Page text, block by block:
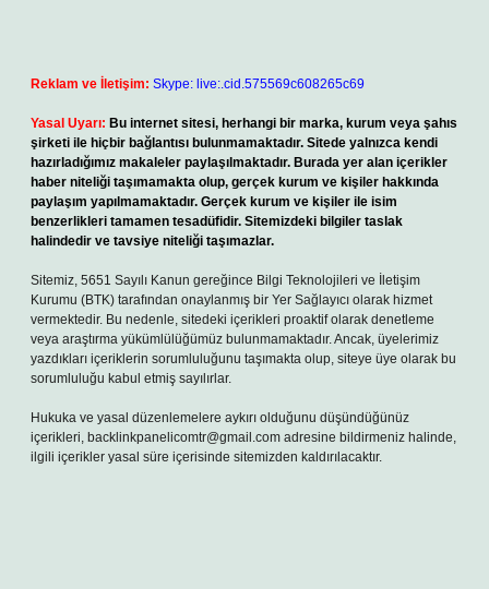
Reklam ve İletişim: Skype: live:.cid.575569c608265c69
Yasal Uyarı: Bu internet sitesi, herhangi bir marka, kurum veya şahıs
şirketi ile hiçbir bağlantısı bulunmamaktadır. Sitede yalnızca kendi
hazırladığımız makaleler paylaşılmaktadır. Burada yer alan içerikler
haber niteliği taşımamakta olup, gerçek kurum ve kişiler hakkında
paylaşım yapılmamaktadır. Gerçek kurum ve kişiler ile isim
benzerlikleri tamamen tesadüfidir. Sitemizdeki bilgiler taslak
halindedir ve tavsiye niteliği taşımazlar.
Sitemiz, 5651 Sayılı Kanun gereğince Bilgi Teknolojileri ve İletişim
Kurumu (BTK) tarafından onaylanmış bir Yer Sağlayıcı olarak hizmet
vermektedir. Bu nedenle, sitedeki içerikleri proaktif olarak denetleme
veya araştırma yükümlülüğümüz bulunmamaktadır. Ancak, üyelerimiz
yazdıkları içeriklerin sorumluluğunu taşımakta olup, siteye üye olarak bu
sorumluluğu kabul etmiş sayılırlar.
Hukuka ve yasal düzenlemelere aykırı olduğunu düşündüğünüz
içerikleri, backlinkpanelicomtr@gmail.com adresine bildirmeniz halinde,
ilgili içerikler yasal süre içerisinde sitemizden kaldırılacaktır.